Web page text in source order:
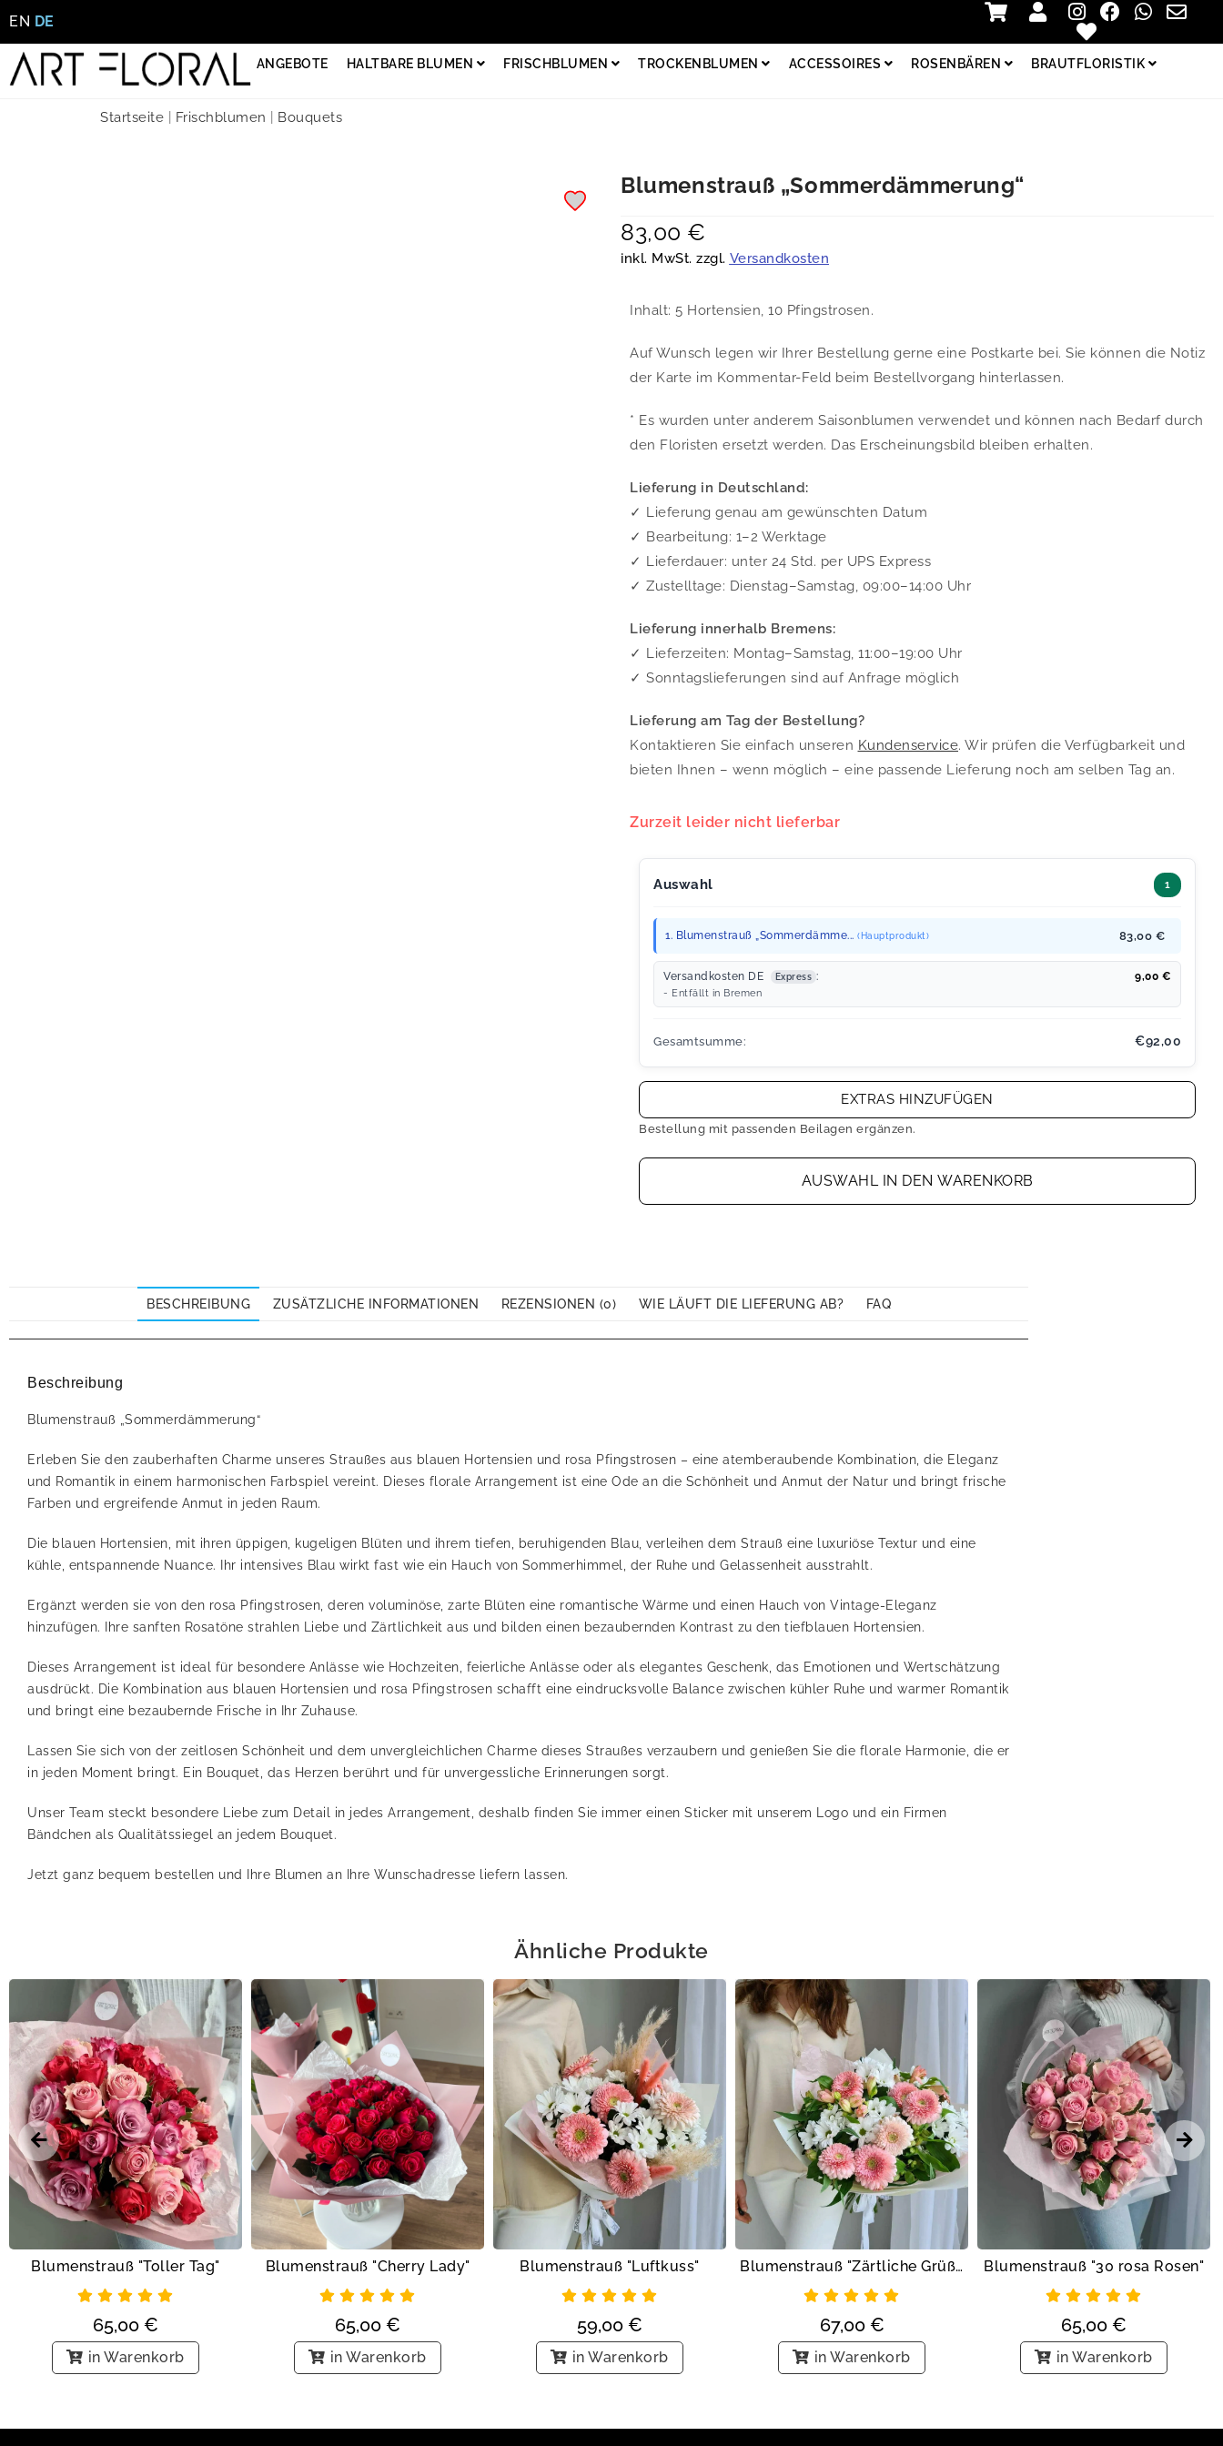
EN DE
ANGEBOTE HALTBARE BLUMEN FRISCHBLUMEN TROCKENBLUMEN ACCESSOIRES ROSENBÄREN BRAUTFLORISTIK
Startseite Frischblumen Bouquets
Blumenstrauß „Sommerdämmerung“
83,00 €
inkl. MwSt. zzgl. Versandkosten
Inhalt: 5 Hortensien, 10 Pfingstrosen.
Auf Wunsch legen wir Ihrer Bestellung gerne eine Postkarte bei. Sie können die Notiz
der Karte im Kommentar-Feld beim Bestellvorgang hinterlassen.
* Es wurden unter anderem Saisonblumen verwendet und können nach Bedarf durch
den Floristen ersetzt werden. Das Erscheinungsbild bleiben erhalten.
Lieferung in Deutschland:
✓ Lieferung genau am gewünschten Datum
✓ Bearbeitung: 1–2 Werktage
✓ Lieferdauer: unter 24 Std. per UPS Express
✓ Zustelltage: Dienstag–Samstag, 09:00–14:00 Uhr
Lieferung innerhalb Bremens:
✓ Lieferzeiten: Montag–Samstag, 11:00–19:00 Uhr
✓ Sonntagslieferungen sind auf Anfrage möglich
Lieferung am Tag der Bestellung?
Kontaktieren Sie einfach unseren Kundenservice. Wir prüfen die Verfügbarkeit und
bieten Ihnen – wenn möglich – eine passende Lieferung noch am selben Tag an.
Zurzeit leider nicht lieferbar
Auswahl 1
1. Blumenstrauß „Sommerdämme... (Hauptprodukt) 83,00 €
Versandkosten DE Express : 9,00 €
- Entfällt in Bremen
Gesamtsumme: €92,00
EXTRAS HINZUFÜGEN
Bestellung mit passenden Beilagen ergänzen.
AUSWAHL IN DEN WARENKORB
BESCHREIBUNG ZUSÄTZLICHE INFORMATIONEN REZENSIONEN (0) WIE LÄUFT DIE LIEFERUNG AB? FAQ
Beschreibung
Blumenstrauß „Sommerdämmerung“
Erleben Sie den zauberhaften Charme unseres Straußes aus blauen Hortensien und rosa Pfingstrosen – eine atemberaubende Kombination, die Eleganz
und Romantik in einem harmonischen Farbspiel vereint. Dieses florale Arrangement ist eine Ode an die Schönheit und Anmut der Natur und bringt frische
Farben und ergreifende Anmut in jeden Raum.
Die blauen Hortensien, mit ihren üppigen, kugeligen Blüten und ihrem tiefen, beruhigenden Blau, verleihen dem Strauß eine luxuriöse Textur und eine
kühle, entspannende Nuance. Ihr intensives Blau wirkt fast wie ein Hauch von Sommerhimmel, der Ruhe und Gelassenheit ausstrahlt.
Ergänzt werden sie von den rosa Pfingstrosen, deren voluminöse, zarte Blüten eine romantische Wärme und einen Hauch von Vintage-Eleganz
hinzufügen. Ihre sanften Rosatöne strahlen Liebe und Zärtlichkeit aus und bilden einen bezaubernden Kontrast zu den tiefblauen Hortensien.
Dieses Arrangement ist ideal für besondere Anlässe wie Hochzeiten, feierliche Anlässe oder als elegantes Geschenk, das Emotionen und Wertschätzung
ausdrückt. Die Kombination aus blauen Hortensien und rosa Pfingstrosen schafft eine eindrucksvolle Balance zwischen kühler Ruhe und warmer Romantik
und bringt eine bezaubernde Frische in Ihr Zuhause.
Lassen Sie sich von der zeitlosen Schönheit und dem unvergleichlichen Charme dieses Straußes verzaubern und genießen Sie die florale Harmonie, die er
in jeden Moment bringt. Ein Bouquet, das Herzen berührt und für unvergessliche Erinnerungen sorgt.
Unser Team steckt besondere Liebe zum Detail in jedes Arrangement, deshalb finden Sie immer einen Sticker mit unserem Logo und ein Firmen
Bändchen als Qualitätssiegel an jedem Bouquet.
Jetzt ganz bequem bestellen und Ihre Blumen an Ihre Wunschadresse liefern lassen.
Ähnliche Produkte
Blumenstrauß "Toller Tag"
65,00 €
in Warenkorb
Blumenstrauß "Cherry Lady"
65,00 €
in Warenkorb
Blumenstrauß "Luftkuss"
59,00 €
in Warenkorb
Blumenstrauß "Zärtliche Grüße"
67,00 €
in Warenkorb
Blumenstrauß "30 rosa Rosen"
65,00 €
in Warenkorb